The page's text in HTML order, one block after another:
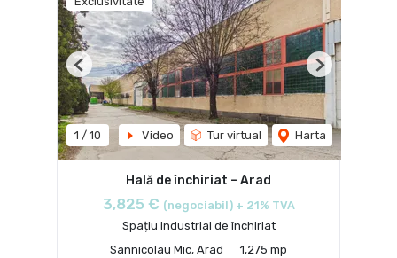
1 / 10 Video Tur virtual Harta
Previous Next
Hală de închiriat – Arad
3,825 € (negociabil) + 21% TVA
Spațiu industrial de închiriat
Sannicolau Mic, Arad
1,275 mp